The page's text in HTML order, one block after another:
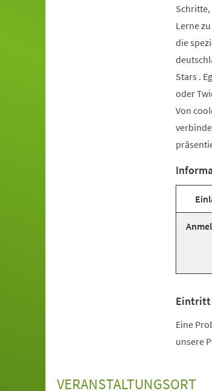
Lerne
die
Stars .
oder
Von
Eintritt
Eine
unsere
VERANSTALTUNGSORT